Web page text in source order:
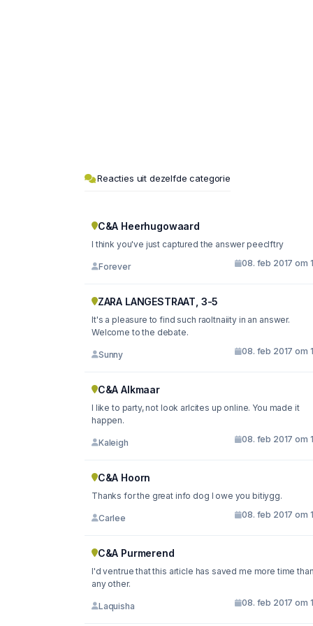
Reacties uit dezelfde categorie
C&A Heerhugowaard
I think you've just captured the answer peeclftry
Forever 08. feb 2017 om
ZARA LANGESTRAAT, 3-5
It's a pleasure to find such raoltnaiity in an answer.
Welcome to the debate.
Sunny 08. feb 2017 om
C&A Alkmaar
I like to party, not look arlcites up online. You made it
happen.
Kaleigh 08. feb 2017 om
C&A Hoorn
Thanks for the great info dog I owe you bitiygg.
Carlee 08. feb 2017 om
C&A Purmerend
I'd ventrue that this article has saved me more time than
any other.
Laquisha 08. feb 2017 om